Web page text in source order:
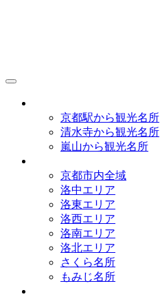
京都駅から観光名所
清水寺から観光名所
嵐山から観光名所
京都市内全域
洛中エリア
洛東エリア
洛西エリア
洛南エリア
洛北エリア
さくら名所
もみじ名所